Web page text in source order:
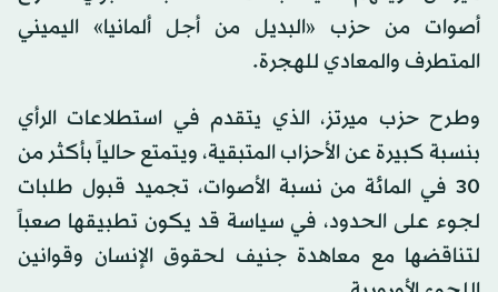
أصوات من حزب «البديل من أجل ألمانيا» اليميني
المتطرف والمعادي للهجرة.
وطرح حزب ميرتز، الذي يتقدم في استطلاعات الرأي
بنسبة كبيرة عن الأحزاب المتبقية، ويتمتع حالياً بأكثر من
30 في المائة من نسبة الأصوات، تجميد قبول طلبات
لجوء على الحدود، في سياسة قد يكون تطبيقها صعباً
لتناقضها مع معاهدة جنيف لحقوق الإنسان وقوانين